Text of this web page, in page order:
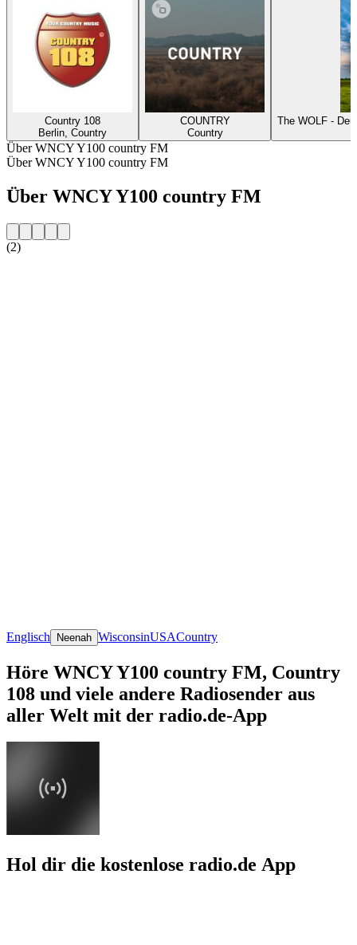
Country 108
Berlin, Country
COUNTRY
Country
The WOLF -
Über WNCY Y100 country FM
Über WNCY Y100 country FM
Über WNCY Y100 country FM
(2)
Englisch Neenah WisconsinUSACountry
Höre WNCY Y100 country FM, Country
108 und viele andere Radiosender aus
aller Welt mit der radio.de-App
Hol dir die kostenlose radio.de App